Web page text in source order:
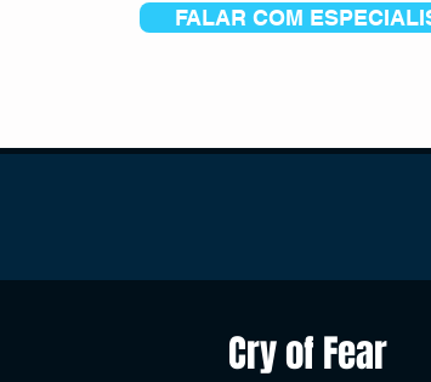
FALAR COM
Cry of Fear